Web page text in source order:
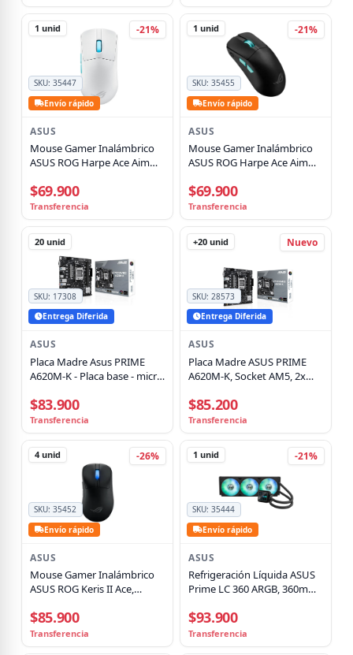
Envío rápido
-21%
SKU:35447
1 unid
ASUS
Mouse Gamer Inalámbrico
ASUS ROG Harpe Ace Aim
2.4GHz, 54g, Blanco
$69.900
Transferencia
Envío rápido
-21%
SKU:35455
1 unid
ASUS
Mouse Gamer Inalámbrico
ASUS ROG Harpe Ace Aim
2.4GHz, 54g, Negro
$69.900
Transferencia
Entrega Diferida
SKU: 17308
20 unid
ASUS
Placa Madre Asus PRIME
A620M-K - Placa base - micro
A620 Chipset - USB 3.2
$83.900
Transferencia
Entrega Diferida
Nuevo
SKU:28573
+20 unid
ASUS
Placa Madre ASUS PRIME
A620M-K, Socket AM5, 2x
HDMI, VGA, Micro-ATX
$85.200
Transferencia
Envío rápido
-26%
SKU:35452
4unid
ASUS
Mouse Gamer Inalámbrico
ASUS ROG Keris II Ace,
8000hz, 42K DPI, Negro
$85.900
Transferencia
Envío rápido
-21%
SKU:35444
1 unid
ASUS
Refrigeración Líquida ASUS
Prime LC 360 ARGB, 360mm,
$93.900
Transferencia